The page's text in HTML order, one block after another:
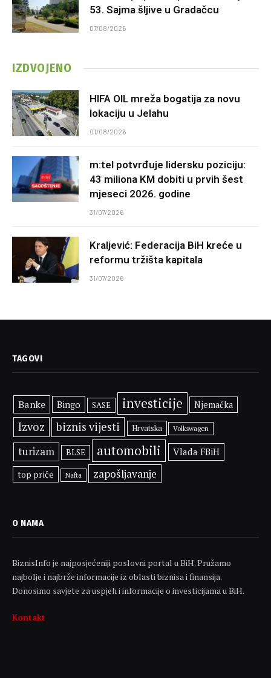
53. Sajma šljive u Gradačcu
07/08/2026
IZDVOJENO
HIFA OIL mreža bogatija za novu
lokaciju u Jelahu
01/08/2026
m:tel potvrđuje lidersku poziciju:
43 miliona KM dobiti u prvih šest
mjeseci 2026. godine
31/07/2026
Kraljević: Federacija BiH kreće u
reformu tržišta kapitala
31/07/2026
TAGOVI
Banke Bingo SASE investicije Njemačka
Izvoz biznis vijesti Hrvatska Volkswagen
turizam BLSE automobili Vlada FBiH
top priče Nafta zapošljavanje
O NAMA
BiznisInfo je najposjećeniji poslovni portal u BiH. Pružamo
najbolje i najbrže informacije iz oblasti biznisa i finansija.
Donosimo savjete za uspjeh i informacije o investicijama u BiH.
Kontakt